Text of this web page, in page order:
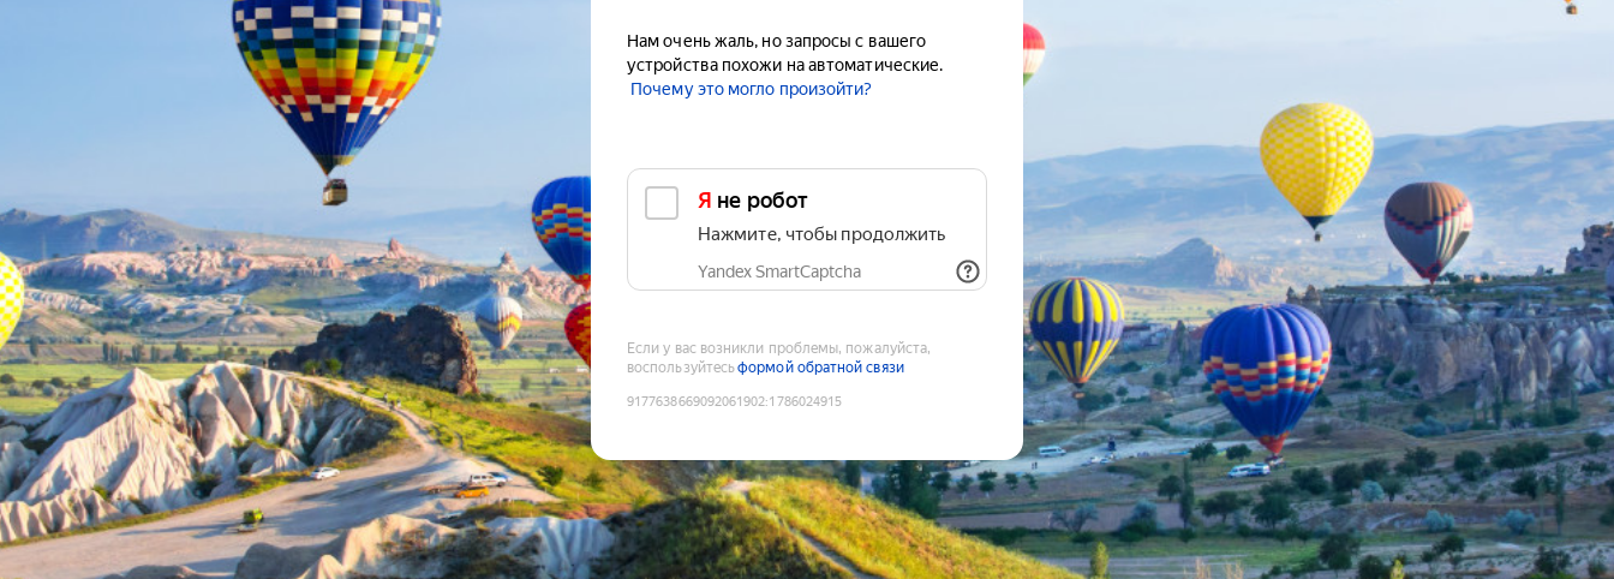
Нам очень жаль, но запросы с вашего
устройства похожи на автоматические.
Почему это могло произойти?
Я не робот
Нажмите, чтобы продолжить
Yandex SmartCaptcha
Если у вас возникли проблемы, пожалуйста,
воспользуйтесьформой обратной связи
9177638669092061902:1786024915